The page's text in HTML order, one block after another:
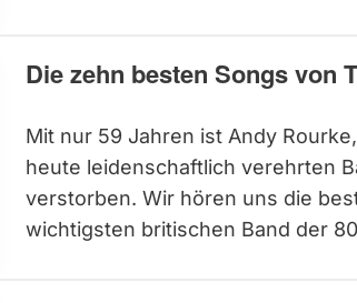
Die zehn besten Songs von
Mit nur 59 Jahren ist Andy
heute leidenschaftlich verehrten
verstorben. Wir hören uns die
wichtigsten britischen Band der